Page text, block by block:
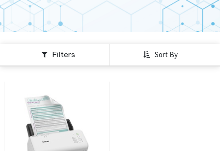
Filters Sort By